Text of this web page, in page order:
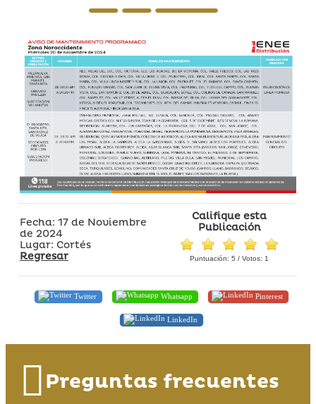
Fecha: 17 de Noviembre
de 2024
Lugar: Cortés
Regresar
Califique esta
Publicación
Puntuación: 5 / Votos: 1
Twitter Whatsapp Pinterest
LinkedIn
Preguntas frecuentes